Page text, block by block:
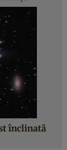
înclinată